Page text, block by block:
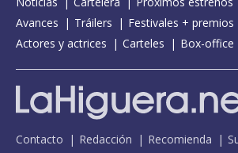
Avances
Tráilers
Festivales + premios
Actores y actrices
Carteles Box-office
Contacto Redacción Recomienda